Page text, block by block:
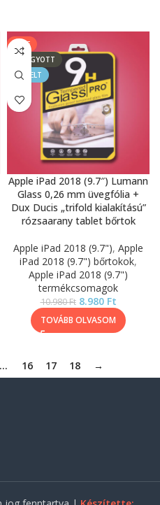
SALE
ELFOGYOTT
KIEMELT
Apple iPad 2018 (9.7″) Lumann
Glass 0,26 mm üvegfólia +
Dux Ducis „trifold kialakítású”
rózsaarany tablet bőrtok
Apple iPad 2018 (9.7"), Apple
iPad 2018 (9.7") bőrtokok,
Apple iPad 2018 (9.7")
termékcsomagok
10.980Ft 8.980 Ft
TOVÁBB OLVASOM
… 16 17 18 →